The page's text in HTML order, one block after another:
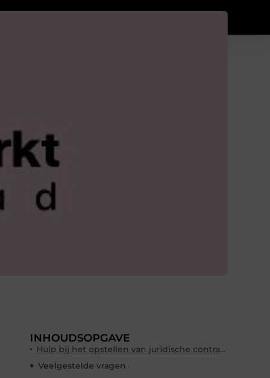
INHOUDSOPGAVE
Hulp bij het opstellen van juridische contracten zoals een pachtovereenkomst
Veelgestelde vragen